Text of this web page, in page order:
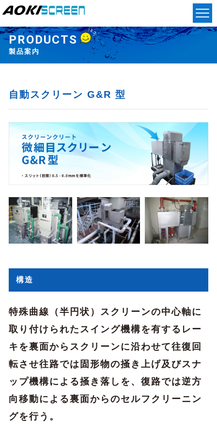
PRODUCTS
製品案内
自動スクリーン G&R 型
構造
特殊曲線（半円状）スクリーンの中心軸に
取り付けられたスイング機構を有するレー
キを裏面からスクリーンに沿わせて往復回
転させ往路では固形物の掻き上げ及びスナ
ップ機構による掻き落しを、復路では逆方
向移動による裏面からのセルフクリーニン
グを行う。